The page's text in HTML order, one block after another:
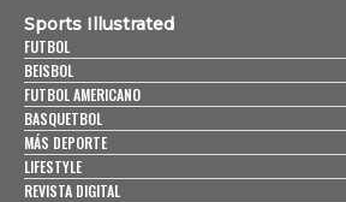
Sports Illustrated
FUTBOL
BEISBOL
FUTBOL AMERICANO
BASQUETBOL
MÁS DEPORTE
LIFESTYLE
REVISTA DIGITAL